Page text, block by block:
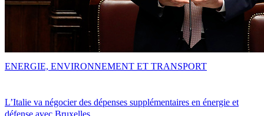
L’Italie va négocier des dépenses supplémentaires en énergie et
défense avec Bruxelles
ENERGIE, ENVIRONNEMENT ET TRANSPORT